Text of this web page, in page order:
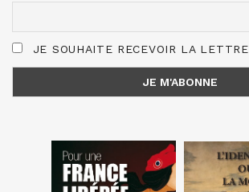
JE SOUHAITE RECEVOIR LA LETTRE